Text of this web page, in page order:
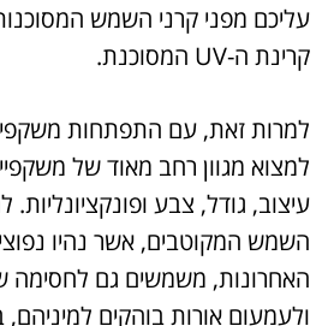
עליכם מפני קרני השמש
קרינת ה-UV המסוכנת.
למרות זאת, עם התפתחות
למצוא מגוון רחב מאוד של
עיצוב, גודל, צבע
השמש המקוטבים, אשר נהיו
האחרונות, משמשים גם לחסימה
ולעמעום אורות בוהקים